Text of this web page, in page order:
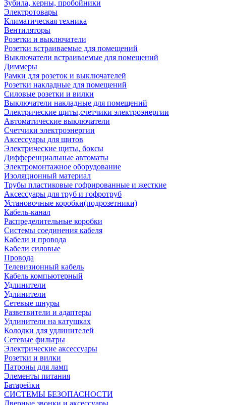
Зубила, керны, пробойники
Электротовары
Климатическая техника
Вентиляторы
Розетки и выключатели
Розетки встраиваемые для помещений
Выключатели встраиваемые для помещений
Диммеры
Рамки для розеток и выключателей
Розетки накладные для помещений
Силовые розетки и вилки
Выключатели накладные для помещений
Электрические щиты,счетчики электроэнергии
Автоматические выключатели
Счетчики электроэнергии
Аксессуары для щитов
Электрические щиты, боксы
Дифференциальные автоматы
Электромонтажное оборудование
Изоляционный материал
Трубы пластиковые гофрированные и жесткие
Аксессуары для труб и гофротруб
Установочные коробки(подрозетники)
Кабель-канал
Распределительные коробки
Системы соединения кабеля
Кабели и провода
Кабели силовые
Провода
Телевизионный кабель
Кабель компьютерный
Удлинители
Удлинители
Сетевые шнуры
Разветвители и адаптеры
Удлинители на катушках
Колодки для удлинителей
Сетевые фильтры
Электрические аксессуары
Розетки и вилки
Патроны для ламп
Элементы питания
Батарейки
СИСТЕМЫ БЕЗОПАСНОСТИ
Дверные звонки и аксессуары